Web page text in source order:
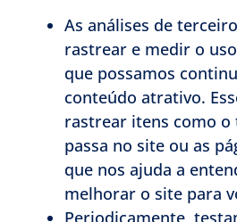
As análises de
rastrear e medir o
que possamos
conteúdo atrativo.
rastrear itens como o
passa no site ou as
que nos ajuda a
melhorar o site para